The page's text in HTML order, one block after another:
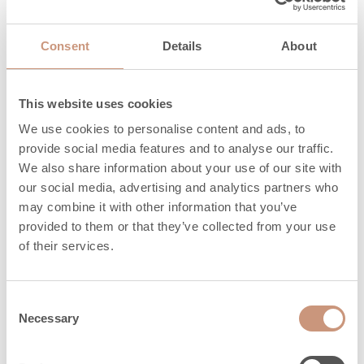
Consent Details About
This website uses cookies
We use cookies to personalise content and ads, to
provide social media features and to analyse our traffic.
We also share information about your use of our site with
our social media, advertising and analytics partners who
may combine it with other information that you’ve
provided to them or that they’ve collected from your use
of their services.
Selection
Necessary
25%
Ohutud
kaugused
Ohutuskuja taga
(dR), mm
100
200
Ohutuskuja üles,